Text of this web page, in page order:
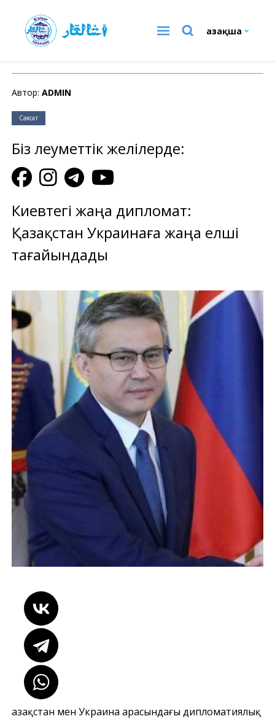
Қазақша
Автор: ADMIN
Саясат
Біз әлеуметтік желілерде:
Киевтегі жаңа дипломат:
Қазақстан Украинаға жаңа елші
тағайындады
Қазақстан мен Украина арасындағы дипломатиялық